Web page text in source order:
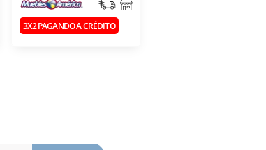
3X2 PAGANDO A CRÉDITO